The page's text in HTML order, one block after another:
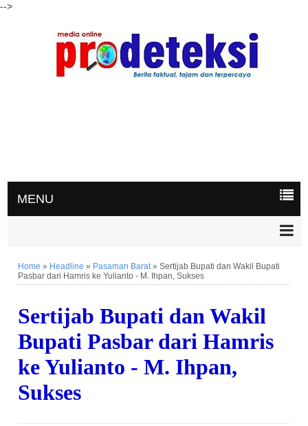
-->
MENU
Home » Headline » Pasaman Barat»Sertijab Bupati dan Wakil Bupati
Pasbar dari Hamris ke Yulianto - M. Ihpan, Sukses
Sertijab Bupati dan Wakil
Bupati Pasbar dari Hamris
ke Yulianto - M. Ihpan,
Sukses